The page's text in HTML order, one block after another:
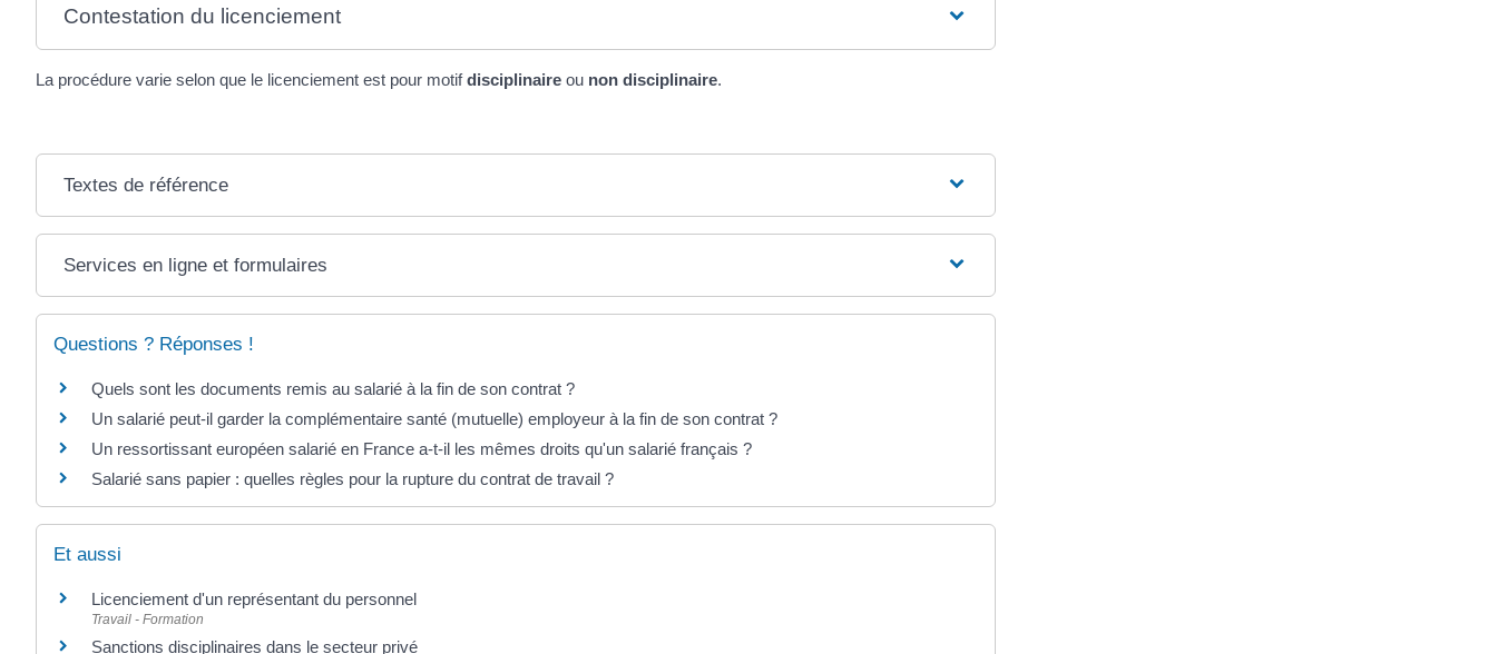
Contestation du licenciement
La procédure varie selon que le licenciement est pour motifdisciplinaire ou non disciplinaire.
Textes de référence
Services en ligne et formulaires
Questions ? Réponses !
Quels sont les documents remis au salarié à la fin de son contrat ?
Un salarié peut-il garder la complémentaire santé (mutuelle) employeur à la fin de son contrat ?
Un ressortissant européen salarié en France a-t-il les mêmes droits qu'un salarié français ?
Salarié sans papier : quelles règles pour la rupture du contrat de travail ?
Et aussi
Licenciement d'un représentant du personnel
Travail - Formation
Sanctions disciplinaires dans le secteur privé